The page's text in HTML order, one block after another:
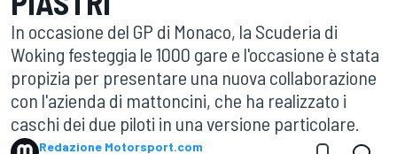
In occasione del GP di Monaco, la Scuderia di
Woking festeggia le 1000 gare e l'occasione è stata
propizia per presentare una nuova collaborazione
con l'azienda di mattoncini, che ha realizzato i
caschi dei due piloti in una versione particolare.
Redazione Motorsport.com